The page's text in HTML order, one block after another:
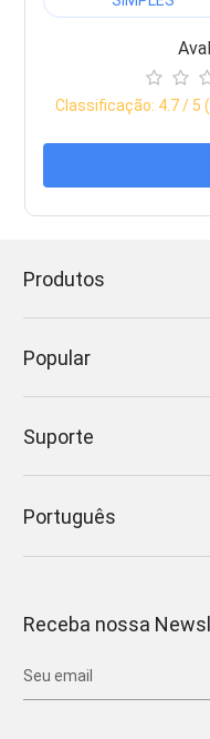
Classificação: 4.7/ 5
Produtos
Popular
Suporte
Português
Receba nossa